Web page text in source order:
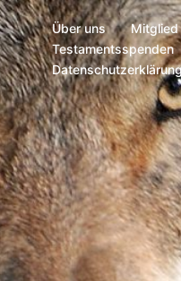
Über uns
Testamentsspenden